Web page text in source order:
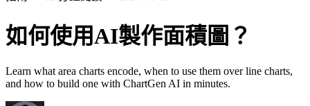
如何使用AI製作面積圖？
Learn what area charts encode, when to use them over line charts,
and how to build one with ChartGen AI in minutes.